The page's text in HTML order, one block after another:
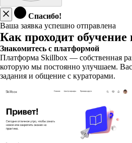
Спасибо!
Ваша заявка успешно отправлена
Как проходит
Знакомитесь с платформой
Платформа Skillbox — собственная
которую мы постоянно улучшаем.
задания и общение с кураторами.